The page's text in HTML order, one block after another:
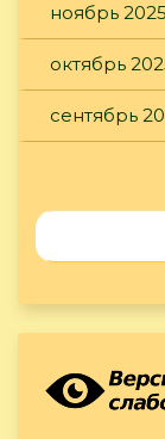
ноябрь 2025
октябрь
сентябрь